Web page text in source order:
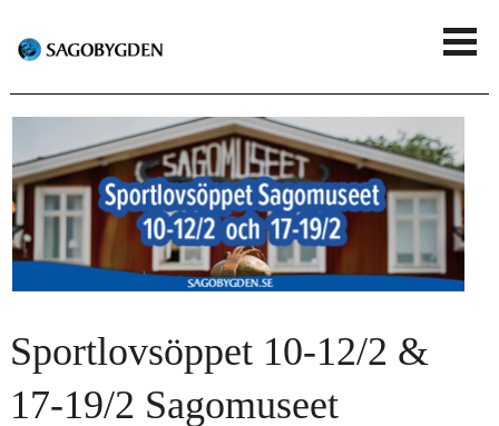
h
s
a
m
e
y
Sportlovsöppet 10-12/2 &
17-19/2 Sagomuseet